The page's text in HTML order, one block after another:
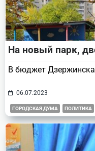
На новый парк,
В бюджет
06.07.2023
ГОРОДСКАЯ ДУМА ПОЛИТИКА